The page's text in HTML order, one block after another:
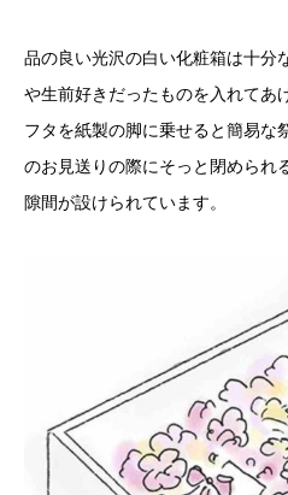
品の良い光沢の白い化粧箱は十分
や生前好きだったものを入れてあ
フタを紙製の脚に乗せると簡易な
のお見送りの際にそっと閉められ
隙間が設けられています。